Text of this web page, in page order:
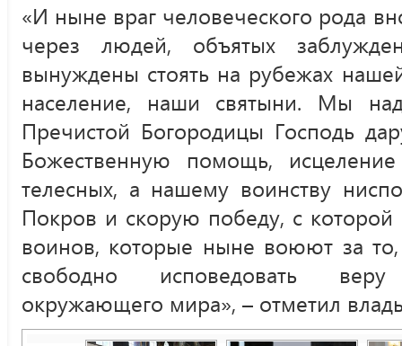
«И ныне враг человеческого рода
через людей, объятых
вынуждены стоять на рубежах
население, наши святыни. Мы
Пречистой Богородицы Господь
Божественную помощь,
телесных, а нашему воинству
Покров и скорую победу, с
воинов, которые ныне воюют за
свободно исповедовать
окружающего мира», – отметил